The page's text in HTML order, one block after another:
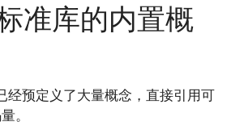
准库的内置概
经预定义了大量概念，直接引用可
。